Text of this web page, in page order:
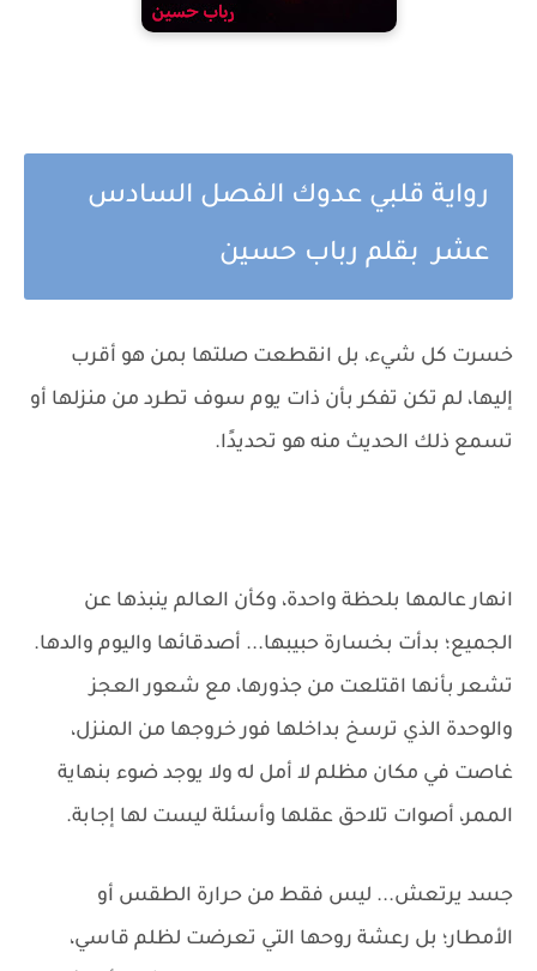
رواية قلبي عدوك الفصل السادس
عشر بقلم رباب حسين
خسرت كل شيء، بل انقطعت صلتها بمن هو أقرب
إليها، لم تكن تفكر بأن ذات يوم سوف تطرد من منزلها أو
تسمع ذلك الحديث منه هو تحديدًا.
انهار عالمها بلحظة واحدة، وكأن العالم ينبذها عن
الجميع؛ بدأت بخسارة حبيبها... أصدقائها واليوم والدها.
تشعر بأنها اقتلعت من جذورها، مع شعور العجز
والوحدة الذي ترسخ بداخلها فور خروجها من المنزل،
غاصت في مكان مظلم لا أمل له ولا يوجد ضوء بنهاية
الممر، أصوات تلاحق عقلها وأسئلة ليست لها إجابة.
جسد يرتعش... ليس فقط من حرارة الطقس أو
الأمطار؛ بل رعشة روحها التي تعرضت لظلم قاسي،